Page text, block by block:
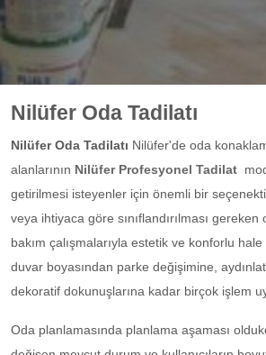
Nilüfer Oda Tadilatı
Nilüfer Oda Tadilatı Nilüfer'de oda
alanlarının Nilüfer Profesyonel Tadilat
getirilmesi isteyenler için önemli bir
veya ihtiyaca göre sınıflandırılması
bakım çalışmalarıyla estetik ve konforlu
duvar boyasından parke değişimine,
dekoratif dokunuşlarına kadar birçok işlem
Oda planlamasında planlama aşaması